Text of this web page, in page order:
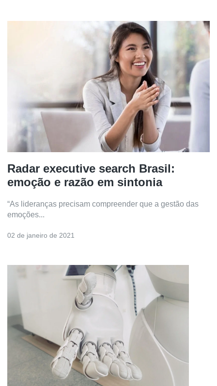
Radar executive search Brasil:
emoção e razão em sintonia
“As lideranças precisam compreender que a gestão das
emoções...
02 de janeiro de 2021